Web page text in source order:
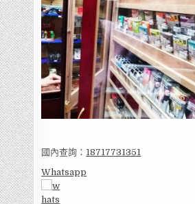
國內查詢： 18717731351
Whatsapp